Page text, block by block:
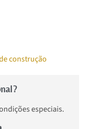
construção
especiais.